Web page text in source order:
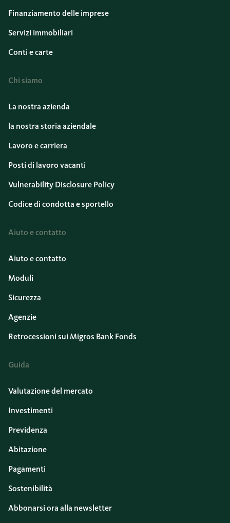
Finanziamento delle imprese
Servizi immobiliari
Conti e carte
Chi siamo
La nostra azienda
la nostra storia aziendale
Lavoro e carriera
Posti di lavoro vacanti
Vulnerability Disclosure Policy
Codice di condotta e sportello
Aiuto e contatto
Aiuto e contatto
Moduli
Sicurezza
Agenzie
Retrocessioni sui Migros Bank Fonds
Guida
Valutazione del mercato
Investimenti
Previdenza
Abitazione
Pagamenti
Sostenibilità
Abbonarsi ora alla newsletter